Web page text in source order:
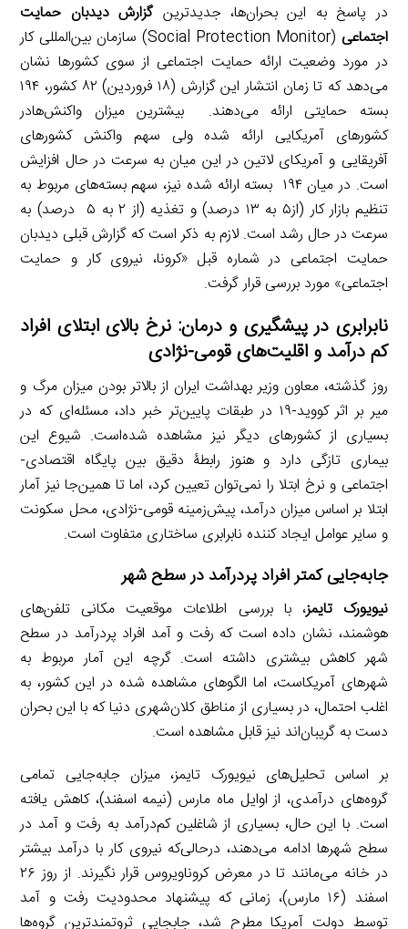
در پاسخ به این بحران‌ها،‌ جدیدترینگزارش دیدبان حمایت
اجتماعی
(Social Protection Monitor) سازمان بین‌المللی کار
در مورد وضعیت ارائه حمایت اجتماعی از سوی کشورها نشان
می‌دهد که تا زمان انتشار این گزارش (۱۸ فروردین) ۸۲ کشور، ۱۹۴
بسته حمایتی ارائه می‌دهند. بیشترین میزان واکنش‌هادر
کشورهای آمریکایی ارائه شده ولی سهم واکنش کشورهای
آفریقایی و آمریکای لاتین در این میان به سرعت در حال افزایش
است. در میان ۱۹۴ بسته ارائه شده نیز، سهم بسته‌های مربوط به
تنظیم بازار کار (از۵ به ۱۳ درصد) و تغذیه (از ۲ به ۵ درصد) به
سرعت در حال رشد است. لازم به ذکر است که گزارش قبلی دیدبان
حمایت اجتماعی در شماره قبل «کرونا، نیروی کار و حمایت
اجتماعی» مورد بررسی قرار گرفت.
نابرابری در پیشگیری و درمان: نرخ بالای ابتلای افراد
کم درآمد و اقلیت‌های قومی-نژادی
روز گذشته، معاون وزیر بهداشت ایران از بالاتر بودن میزان مرگ و
میر بر اثر کووید-۱۹ در طبقات پایین‌تر خبر داد، مسئله‌ای که در
بسیاری از کشورهای دیگر نیز مشاهده شده‌است. شیوع این
بیماری تازگی دارد و هنوز رابطۀ دقیق بین پایگاه اقتصادی-
اجتماعی و نرخ ابتلا را نمی‌توان تعیین کرد، اما تا همین‌جا نیز آمار
ابتلا بر اساس میزان درآمد، پیش‌زمینه قومی-نژادی، محل سکونت
و سایر عوامل ایجاد کننده نابرابری ساختاری متفاوت است.
جابه‌جایی کمتر افراد پردرآمد در سطح شهر
نیویورک تایمز، با بررسی اطلاعات موقعیت مکانی تلفن‌های
هوشمند، نشان داده است که رفت و آمد افراد پردرآمد در سطح
شهر کاهش بیشتری داشته است. گرچه این آمار مربوط به
شهرهای آمریکاست، اما الگوهای مشاهده شده در این کشور، به
اغلب احتمال، در بسیاری از مناطق کلان‌شهری دنیا که با این بحران
دست به گریبان‌اند نیز قابل مشاهده است.
بر اساس تحلیل‌های نیویورک تایمز، میزان جابه‌جایی تمامی
گروه‌های درآمدی، از اوایل ماه مارس (نیمه اسفند)، کاهش یافته
است. با این حال، بسیاری از شاغلین کم‌درآمد به رفت و آمد در
سطح شهرها ادامه می‌دهند، درحالی‌که نیروی کار با درآمد بیشتر
در خانه می‌مانند تا در معرض کروناویروس قرار نگیرند. از روز ۲۶
اسفند (۱۶ مارس)، زمانی که پیشنهاد محدودیت رفت و آمد
توسط دولت آمریکا مطرح شد، جابجایی ثروتمندترین گروه‌ها